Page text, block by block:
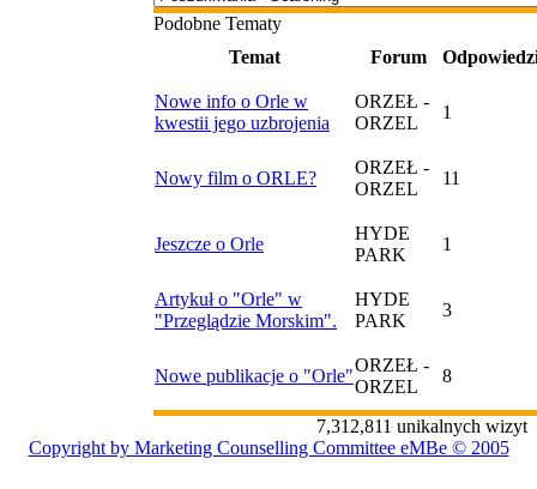
Podobne Tematy
Temat
Forum
Nowe info o Orle w
kwestii jego uzbrojenia
ORZEŁ -
ORZEL
1
Nowy film o ORLE?
ORZEŁ -
ORZEL
11
Jeszcze o Orle
HYDE
PARK
1
Artykuł o "Orle" w
"Przeglądzie Morskim".
HYDE
PARK
3
Nowe publikacje o "Orle"
ORZEŁ -
ORZEL
8
7,312,811 unikalnych wizyt
Copyright by Marketing Counselling Committee eMBe © 2005